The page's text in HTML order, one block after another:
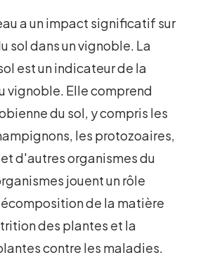
a un impact significatif sur
sol dans un vignoble. La
est un indicateur de la
vignoble. Elle comprend
du sol, y compris les
les protozoaires,
d'autres organismes du
jouent un rôle
de la matière
des plantes et la
contre les maladies.